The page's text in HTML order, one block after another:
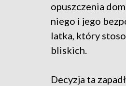
opuszczenia
niego i jego
latka, który
bliskich.
Decyzja ta